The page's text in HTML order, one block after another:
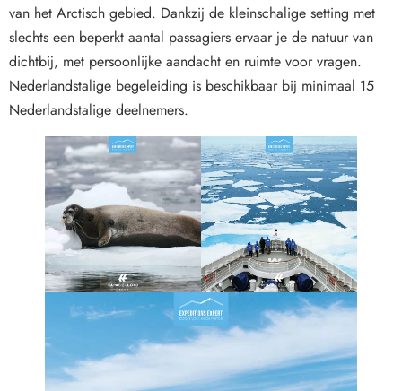
van het Arctisch gebied. Dankzij de kleinschalige setting met
slechts een beperkt aantal passagiers ervaar je de natuur van
dichtbij, met persoonlijke aandacht en ruimte voor vragen.
Nederlandstalige begeleiding is beschikbaar bij minimaal 15
Nederlandstalige deelnemers.